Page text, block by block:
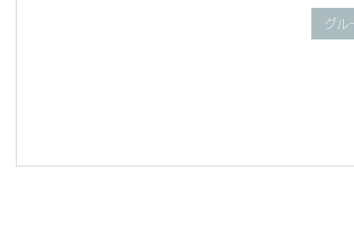
グル